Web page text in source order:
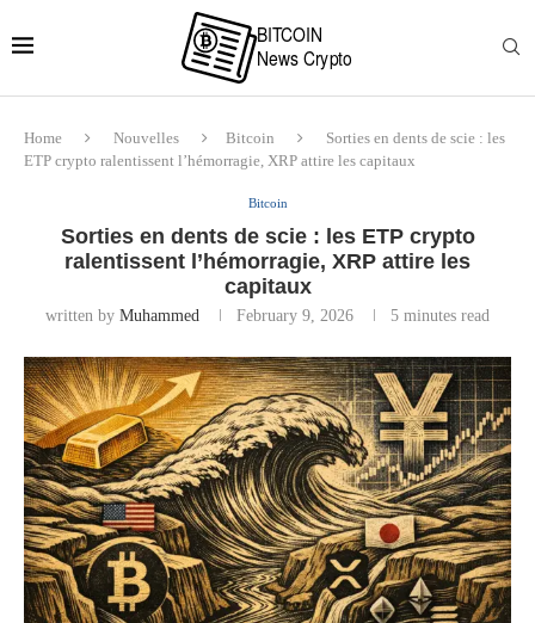
Home Nouvelles Bitcoin
Sorties en dents de scie : les
ETP crypto ralentissent l’hémorragie, XRP attire les capitaux
Bitcoin
Sorties en dents de scie : les ETP crypto
ralentissent l’hémorragie, XRP attire les
capitaux
written by Muhammed February 9, 2026 5 minutes read